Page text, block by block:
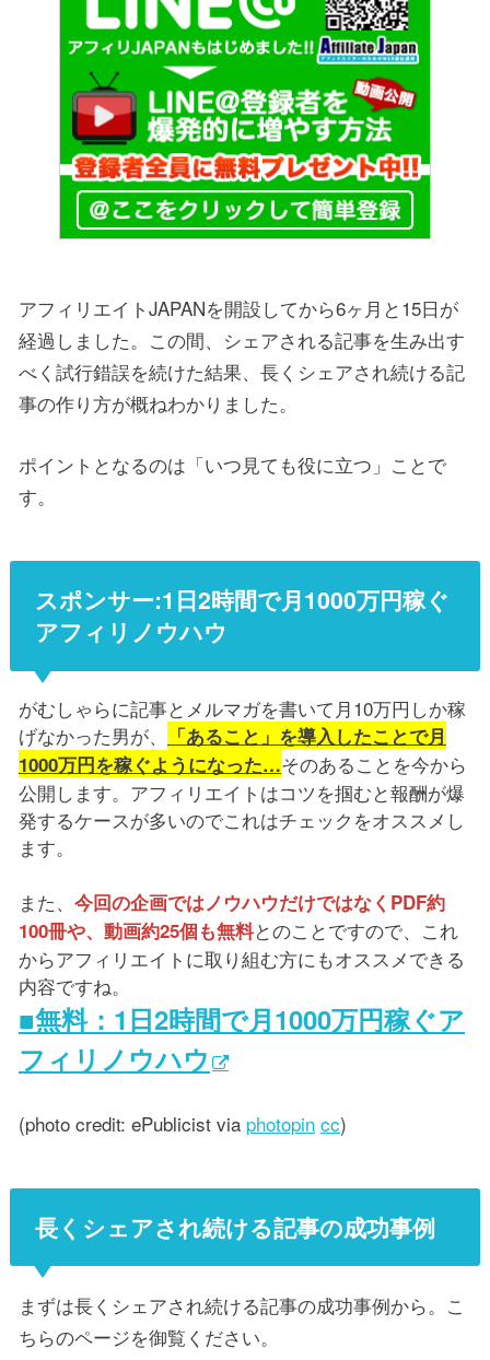
アフィリエイトJAPANを開設してから6ヶ月と15日が
経過しました。この間、シェアされる記事を生み出す
べく試行錯誤を続けた結果、長くシェアされ続ける記
事の作り方が概ねわかりました。
ポイントとなるのは「いつ見ても役に立つ」ことで
す。
スポンサー:1日2時間で月1000万円稼ぐ
アフィリノウハウ
がむしゃらに記事とメルマガを書いて月10万円しか稼
げなかった男が、
「あること」を導入したことで月
1000万円を稼ぐようになった…そのあることを今から
公開します。アフィリエイトはコツを掴むと報酬が爆
発するケースが多いのでこれはチェックをオススメし
ます。
また、 今回の企画ではノウハウだけではなくPDF約
100冊や、動画約25個も無料とのことですので、これ
からアフィリエイトに取り組む方にもオススメできる
内容ですね。
■無料：1日2時間で月1000万円稼ぐア
フィリノウハウ
(photo credit: ePublicist via photopin cc)
長くシェアされ続ける記事の成功事例
まずは長くシェアされ続ける記事の成功事例から。こ
ちらのページを御覧ください。